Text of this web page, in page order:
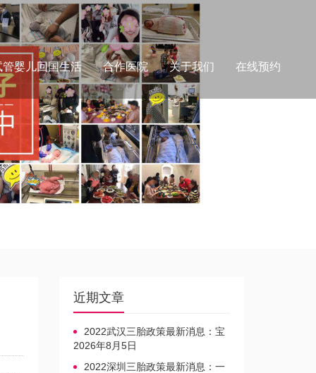
管婴儿回国生活 合作医院 关于我们 在线预约
近期文章
2022武汉三胎政策最新消息：宝
宝上户口不再罚款
2026年8月5日
2022深圳三胎政策最新消息：一